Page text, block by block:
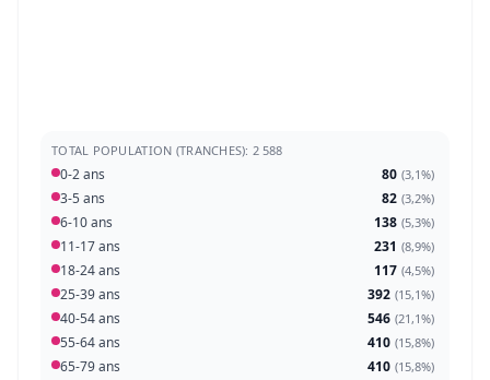
TOTAL POPULATION (TRANCHES): 2 588
0-2 ans 80 (3,1%)
3-5 ans 82 (3,2%)
6-10 ans 138 (5,3%)
11-17 ans 231 (8,9%)
18-24 ans 117 (4,5%)
25-39 ans 392 (15,1%)
40-54 ans 546 (21,1%)
55-64 ans 410 (15,8%)
65-79 ans 410 (15,8%)